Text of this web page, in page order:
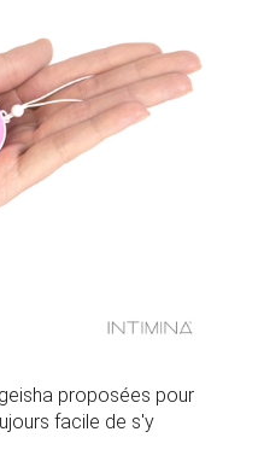
proposées pour
facile de s'y